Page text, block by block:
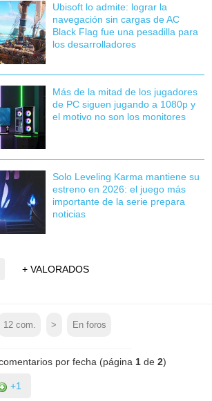
Ubisoft lo admite: lograr la
navegación sin cargas de AC
Black Flag fue una pesadilla para
los desarrolladores
Más de la mitad de los jugadores
de PC siguen jugando a 1080p y
el motivo no son los monitores
Solo Leveling Karma mantiene su
estreno en 2026: el juego más
importante de la serie prepara
noticias
+ VALORADOS
12com. > En foros
por fecha (página 1de 2)
+1